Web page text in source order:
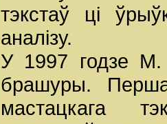
тэкстаў ці
аналізу.
У 1997 годзе М.
брашуры.
мастацкага